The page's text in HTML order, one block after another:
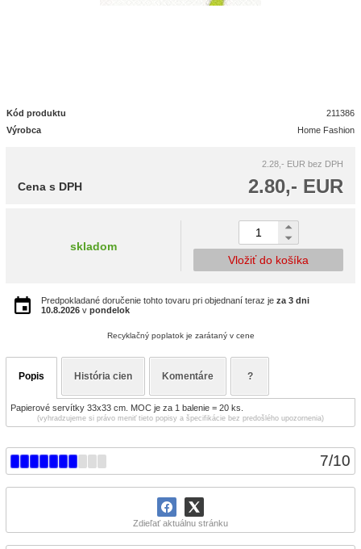
7/10
Zdieľať aktuálnu stránku
Kód produktu
211386
Výrobca
Home Fashion
2.28,- EUR bez DPH
2.80,- EUR
Cena s DPH
skladom
Vložiť do košíka
Predpokladané doručenie tohto tovaru pri objednaní teraz je za 3 dni
10.8.2026 v pondelok
Recyklačný poplatok je zarátaný v cene
Popis História cien Komentáre ?
Papierové servítky 33x33 cm. MOC je za 1 balenie = 20 ks.
(vyhradzujeme si právo meniť tieto popisy a špecifikácie bez predošlého upozornenia)